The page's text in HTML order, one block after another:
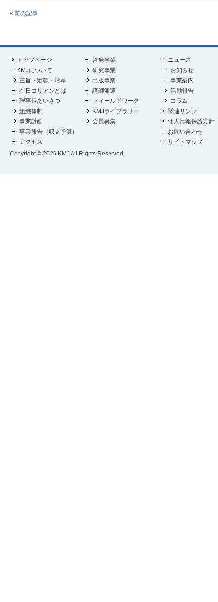
« 前の記事
トップページ
KMJについて
主旨・定款・沿革
在日コリアンとは
理事長あいさつ
組織体制
事業計画
事業報告（収支予算）
アクセス
啓発事業
研究事業
出版事業
講師派遣
フィールドワーク
KMJライブラリー
会員募集
ニュース
お知らせ
事業案内
活動報告
コラム
関連リンク
個人情報保護方針
お問い合わせ
サイトマップ
Copyright © 2026 KMJ All Rights Reserved.